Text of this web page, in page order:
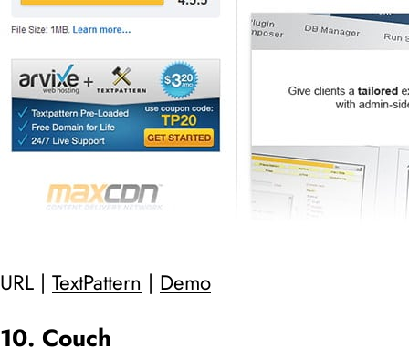
URL | TextPattern | Demo
10. Couch